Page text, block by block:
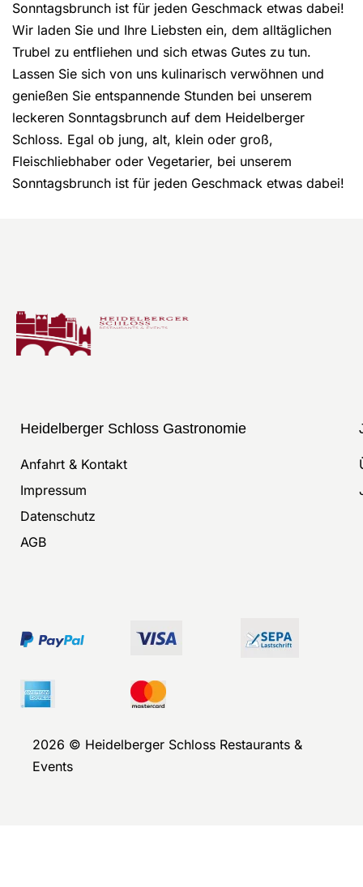
Sonntagsbrunch ist für jeden Geschmack etwas dabei!
Wir laden Sie und Ihre Liebsten ein, dem alltäglichen
Trubel zu entfliehen und sich etwas Gutes zu tun.
Lassen Sie sich von uns kulinarisch verwöhnen und
genießen Sie entspannende Stunden bei unserem
leckeren Sonntagsbrunch auf dem Heidelberger
Schloss. Egal ob jung, alt, klein oder groß,
Fleischliebhaber oder Vegetarier, bei unserem
Sonntagsbrunch ist für jeden Geschmack etwas dabei!
Heidelberger Schloss Gastronomie
Anfahrt & Kontakt
Impressum
Datenschutz
AGB
2026 © Heidelberger Schloss Restaurants &
Events